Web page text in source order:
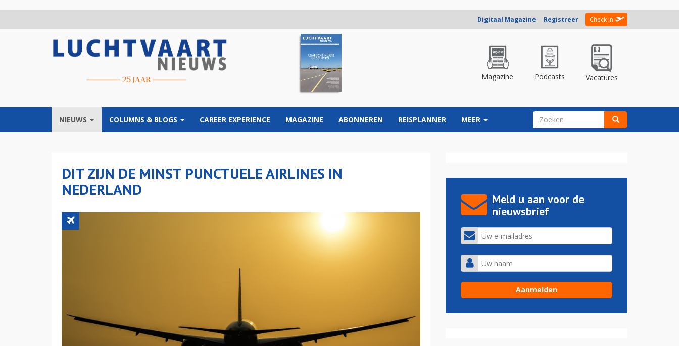
Digitaal Magazine Registreer Check in
Magazine Podcasts Vacatures
NIEUWS COLUMNS & BLOGS CAREER EXPERIENCE MAGAZINE ABONNEREN REISPLANNER MEER ZOEKVELD
DIT ZIJN DE MINST PUNCTUELE AIRLINES IN
NEDERLAND
Meld u aan voor de
nieuwsbrief